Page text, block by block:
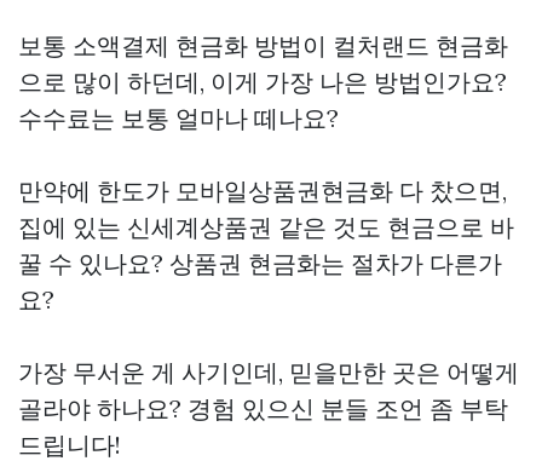
보통 소액결제 현금화 방법이 컬처랜드 현금화
으로 많이 하던데, 이게 가장 나은 방법인가요?
수수료는 보통 얼마나 떼나요?
만약에 한도가 모바일상품권현금화 다 찼으면,
집에 있는 신세계상품권 같은 것도 현금으로 바
꿀 수 있나요? 상품권 현금화는 절차가 다른가
요?
가장 무서운 게 사기인데, 믿을만한 곳은 어떻게
골라야 하나요? 경험 있으신 분들 조언 좀 부탁
드립니다!